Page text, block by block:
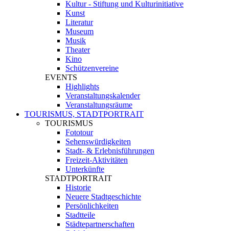
Kultur - Stiftung und Kulturinitiative
Kunst
Literatur
Museum
Musik
Theater
Kino
Schützenvereine
EVENTS
Highlights
Veranstaltungskalender
Veranstaltungsräume
TOURISMUS, STADTPORTRAIT
TOURISMUS
Fototour
Sehenswürdigkeiten
Stadt- & Erlebnisführungen
Freizeit-Aktivitäten
Unterkünfte
STADTPORTRAIT
Historie
Neuere Stadtgeschichte
Persönlichkeiten
Stadtteile
Städtepartnerschaften